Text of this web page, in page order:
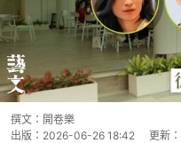
撰文： 開卷樂
出版： 2026-06-26 18:42 更新：